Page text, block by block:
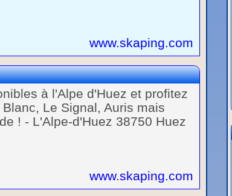
www.skaping.com
à l'Alpe d'Huez et profitez
Le Signal, Auris mais
! - L'Alpe-d'Huez 38750 Huez
www.skaping.com